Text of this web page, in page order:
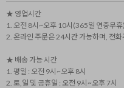
★ 영업시간
1. 오전 8시~오후 10시(365일 연중무휴)
2. 온라인 주문은 24시간 가능하며, 전
★ 배송 가능 시간
1. 평일 : 오전 9시~오후 8시
2. 토,일 및 공휴일 : 오전 9시~오후 7시